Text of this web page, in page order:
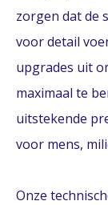
zorgen dat de
voor detail
upgrades uit
maximaal te
uitstekende
voor mens,
Onze